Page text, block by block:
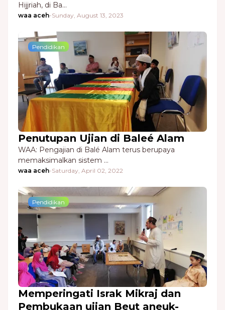
Hijjriah, di Ba…
waa aceh-Sunday, August 13, 2023
Pendidikan
Penutupan Ujian di Baleé Alam
WAA: Pengajian di Balé Alam terus berupaya
memaksimalkan sistem …
waa aceh-Saturday, April 02, 2022
Pendidikan
Memperingati Israk Mikraj dan
Pembukaan ujian Beut aneuk-